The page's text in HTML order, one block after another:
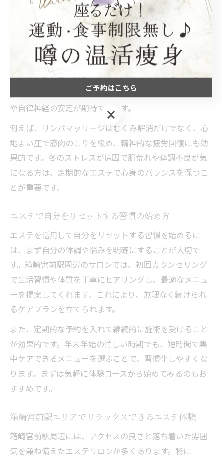
冬のストレス解消にエステの癒しを活用
寒さや年末の慌ただしさでストレスが溜まりやすい冬こ
そ、エステの癒し効果を活用しましょう。箱崎宮前駅周
辺のエステサロンでは、温かいよもぎ蒸しやアロマを使
った施術が心身の緊張をほぐし、深いリラクゼーション
をもたらします。これにより、ストレスホルモンの低減
や自律神経の安定が期待できます。
例えば、リンパマッサージはむくみ解消だけでなく、心
地よい圧で筋肉のこりを緩め、精神的な疲労回復にも効
果的です。冬のストレスが原因で肌荒れや体調不良が気
になる方は、定期的なエステで心身のバランスを保つこ
とが重要です。
エステで自分をリセットする習慣の始め方
エステを活用して自分をリセットする習慣を始めるに
は、まず自分の体調や悩みを明確にすることが大切で
す。箱崎宮前駅周辺のサロンでは、初回カウンセリング
で生活習慣や体質を丁寧にヒアリングし、最適なメニュ
ーを提案してくれます。これにより、無理なく続けられ
るケアプランを立てられます。
また、定期的な予約を入れて継続的に施術を受けること
が効果的です。年末年始の忙しい時期でも、短時間で集
中ケアできるメニューを選ぶことで、習慣化しやすくな
ります。まずは気軽に体験コースから始めてみるのもお
すすめです。
箱崎宮前駅エリアでリラックスできるエステ体験
箱崎宮前駅周辺には、アクセスの良さと落ち着いた雰囲
気を兼ね備えたエステサロンが多くあります。特に
ご予約はこちら
ご予約はこちら